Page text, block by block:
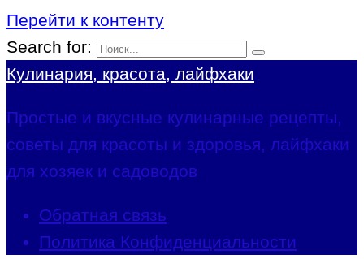
Перейти к контенту
Search for:
Кулинария, красота, лайфхаки
Простые и вкусные кулинарные рецепты,
советы для красоты и здоровья, лайфхаки
для хозяек и садоводов
Обратная связь
Политика Конфиденциальности